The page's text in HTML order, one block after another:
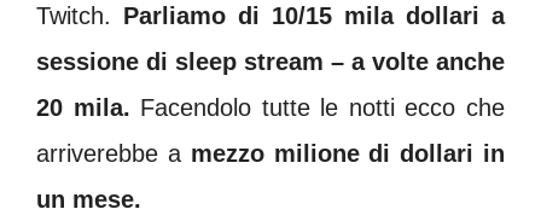
Twitch. Parliamo di 10/15 mila dollari a
sessione di sleep stream – a volte anche
20 mila. Facendolo tutte le notti ecco che
arriverebbe a mezzo milione di dollari in
un mese.